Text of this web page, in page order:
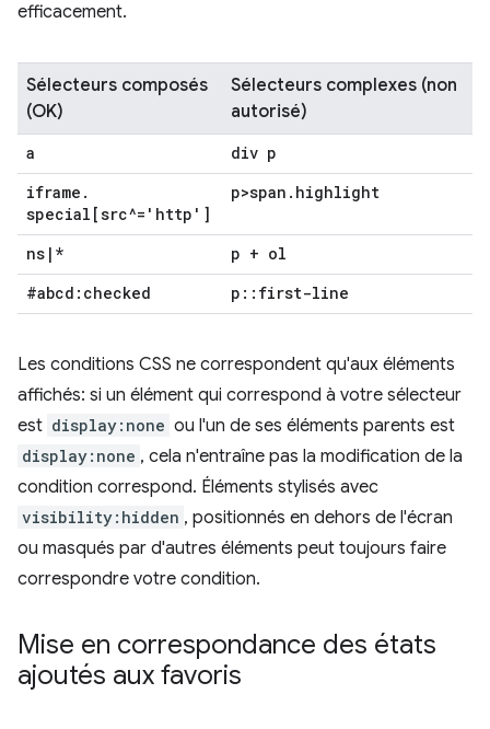
efficacement.
Sélecteurs composés
(OK)
Sélecteurs complexes (non
autorisé)
a
div p
iframe .
special[src^='http']
p>span . highlight
ns | *
p + ol
#abcd:checked
p :: first-line
Les conditions CSS ne correspondent qu'aux éléments
affichés: si un élément qui correspond à votre sélecteur
est display:none ou l'un de ses éléments parents est
display:none , cela n'entraîne pas la modification de la
condition correspond. Éléments stylisés avec
visibility:hidden , positionnés en dehors de l'écran
ou masqués par d'autres éléments peut toujours faire
correspondre votre condition.
Mise en correspondance des états
ajoutés aux favoris